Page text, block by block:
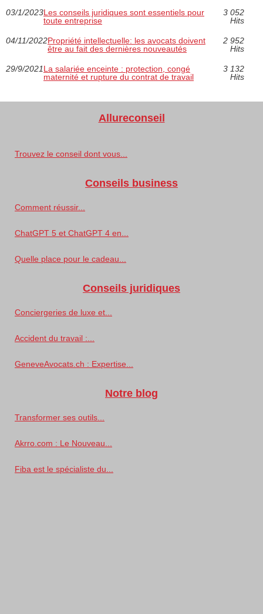
03/1/2023Les conseils juridiques sont essentiels pour
toute entreprise
3 052
Hits
04/11/2022Propriété intellectuelle: les avocats doivent
être au fait des dernières nouveautés
2 952
Hits
29/9/2021La salariée enceinte : protection, congé
maternité et rupture du contrat de travail
3 132
Hits
Allureconseil
Trouvez le conseil dont vous...
Conseils business
Comment réussir...
ChatGPT 5 et ChatGPT 4 en...
Quelle place pour le cadeau...
Conseils juridiques
Conciergeries de luxe et...
Accident du travail :...
GeneveAvocats.ch : Expertise...
Notre blog
Transformer ses outils...
Akrro.com : Le Nouveau...
Fiba est le spécialiste du...